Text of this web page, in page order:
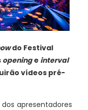
do Festival
openinge interval
vídeos pré-
apresentadores